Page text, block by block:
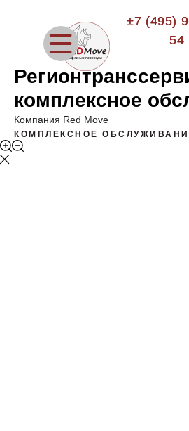
±7 (495)
54
комплексное
Компания Red Move
КОМПЛЕКСНОЕ
±7 (495)
54